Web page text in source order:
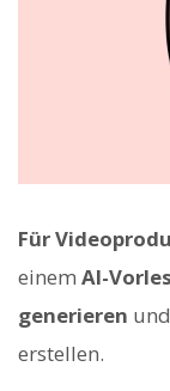
Für
einem AI-
generieren und
erstellen.